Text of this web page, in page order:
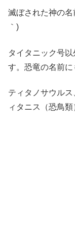
滅ぼされた神の
｀)
タイタニック号
す。恐竜の名前
ティタノサウル
ィタニス（恐鳥